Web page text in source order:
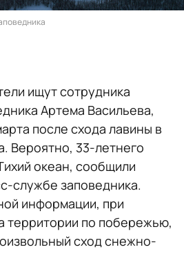
ищут сотрудника
Артема Васильева,
после схода лавины в
Вероятно, 33-летнего
океан, сообщили
службе заповедника.
информации, при
территории по побережью,
сход снежно-